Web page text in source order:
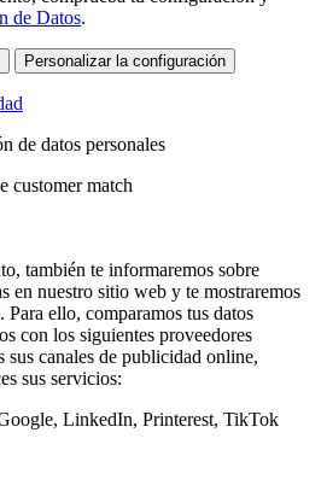
de Datos.
Personalizar la configuración
de datos personales
customer match
también te informaremos sobre
en nuestro sitio web y te mostraremos
Para ello, comparamos tus datos
con los siguientes proveedores
sus canales de publicidad online,
sus servicios:
LinkedIn, Printerest, TikTok